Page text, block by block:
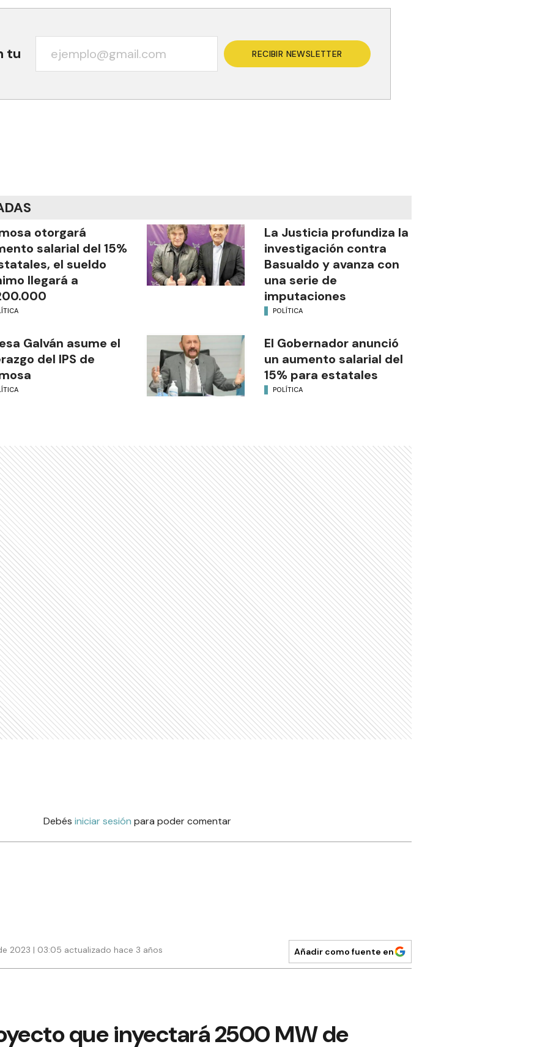
tu RECIBIR NEWSLETTER
otorgará
salarial del 15%
el sueldo
llegará a
La Justicia profundiza la
investigación contra
Basualdo y avanza con
una serie de
imputaciones
POLÍTICA
Galván asume el
del IPS de
El Gobernador anunció
un aumento salarial del
15% para estatales
POLÍTICA
Debés iniciar sesión para poder comentar
2023 | 03:05 actualizado hace 3 años Añadir como fuente en
que inyectará 2500 MW de